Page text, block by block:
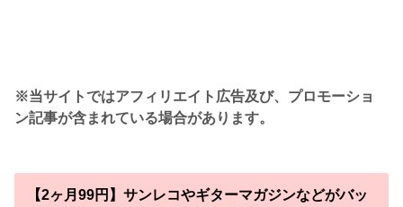
※当サイトではアフィリエイト広告及び、プロモーショ
ン記事が含まれている場合があります。
【2ヶ月99円】サンレコやギターマガジンなどがバッ